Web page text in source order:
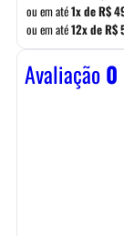
era:
R$
ou em até1x deR$
ou em até12x deR$
Avaliação0